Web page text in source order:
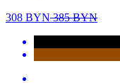
308 BYN385BYN